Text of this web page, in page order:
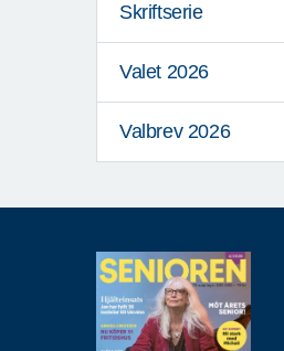
Skriftserie
Valet 2026
Valbrev 2026